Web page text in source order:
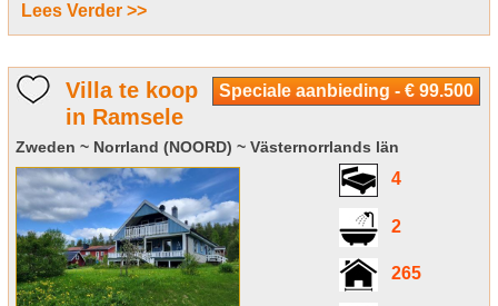
Lees Verder >>
Speciale aanbieding - € 99.500
Villa te koop
in Ramsele
Zweden ~ Norrland (NOORD) ~ Västernorrlands län
4
2
265